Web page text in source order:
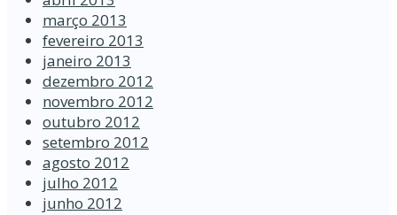
março 2013
fevereiro 2013
janeiro 2013
dezembro 2012
novembro 2012
outubro 2012
setembro 2012
agosto 2012
julho 2012
junho 2012